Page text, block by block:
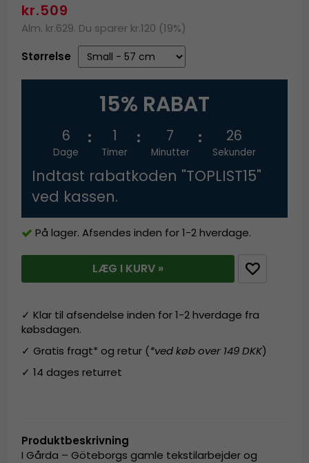
kr.509
Alm. kr.629. Du sparer kr.120 (19%)
Størrelse
15% RABAT
6
Dage
1
Timer
7
Minutter
26
Sekunder
Indtast rabatkoden "TOPLIST15"
ved kassen.
På lager. Afsendes inden for 1-2 hverdage.
LÆG I KURV »
✓ Klar til afsendelse inden for 1-2 hverdage fra
købsdagen.
✓ Gratis fragt* og retur (*ved køb over 149 DKK)
✓ 14 dages returret
Produktbeskrivning
I Gårda – Göteborgs gamle tekstilarbejder og